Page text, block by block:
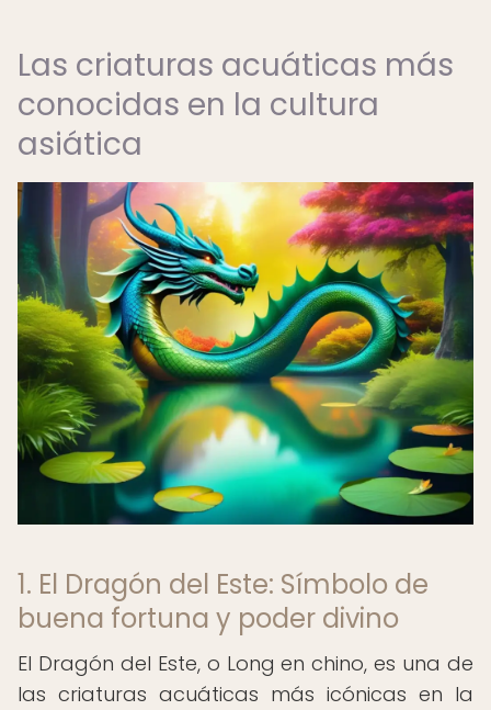
Las criaturas acuáticas más
conocidas en la cultura
asiática
1. El Dragón del Este: Símbolo de
buena fortuna y poder divino
El Dragón del Este, o Long en chino, es una de
las criaturas acuáticas más icónicas en la